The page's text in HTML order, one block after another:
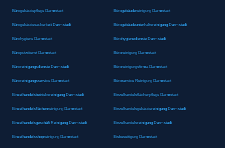
Bürogebäudepflege Darmstadt Bürogebäudereinigung Darmstadt
Bürogebäudesauberkeit Darmstadt Bürogebäudeunterhaltsreinigung Darmstadt
Bürohygiene Darmstadt Bürohygienedienste Darmstadt
Büroputzdienst Darmstadt Büroreinigung Darmstadt
Büroreinigungsdienste Darmstadt Büroreinigungsfirma Darmstadt
Büroreinigungsservice Darmstadt Büroservice Reinigung Darmstadt
Einzelhandelsbetriebsreinigung Darmstadt Einzelhandelsflächenpflege Darmstadt
Einzelhandelsflächenreinigung Darmstadt Einzelhandelsgebäudereinigung Darmstadt
Einzelhandelsgeschäft Reinigung Darmstadt Einzelhandelsreinigung Darmstadt
Einzelhandelsshopreinigung Darmstadt Eisbeseitigung Darmstadt